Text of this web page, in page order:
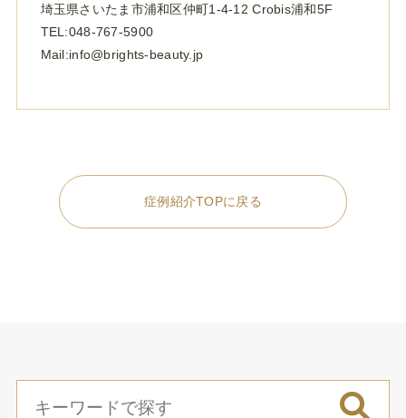
埼玉県さいたま市浦和区仲町1-4-12 Crobis浦和5F
TEL:048-767-5900
Mail:info@brights-beauty.jp
症例紹介TOPに戻る